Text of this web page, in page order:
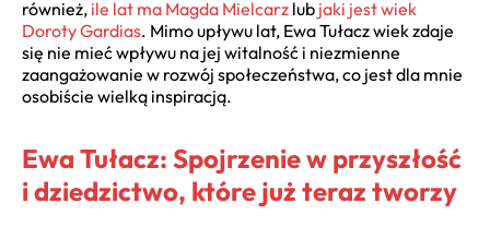
również, ile lat ma Magda Mielcarz lub jaki jest wiek
Doroty Gardias. Mimo upływu lat, Ewa Tułacz wiek zdaje
się nie mieć wpływu na jej witalność i niezmienne
zaangażowanie w rozwój społeczeństwa, co jest dla mnie
osobiście wielką inspiracją.
Ewa Tułacz: Spojrzenie w przyszłość
i dziedzictwo, które już teraz tworzy